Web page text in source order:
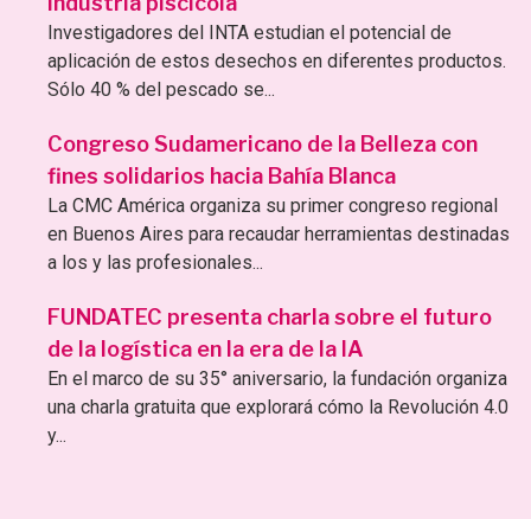
Investigadores del INTA estudian el potencial de
aplicación de estos desechos en diferentes productos.
Sólo 40 % del pescado se...
Congreso Sudamericano de la Belleza con
fines solidarios hacia Bahía Blanca
La CMC América organiza su primer congreso regional
en Buenos Aires para recaudar herramientas destinadas
a los y las profesionales...
FUNDATEC presenta charla sobre el futuro
de la logística en la era de la IA
En el marco de su 35° aniversario, la fundación organiza
una charla gratuita que explorará cómo la Revolución 4.0
y...